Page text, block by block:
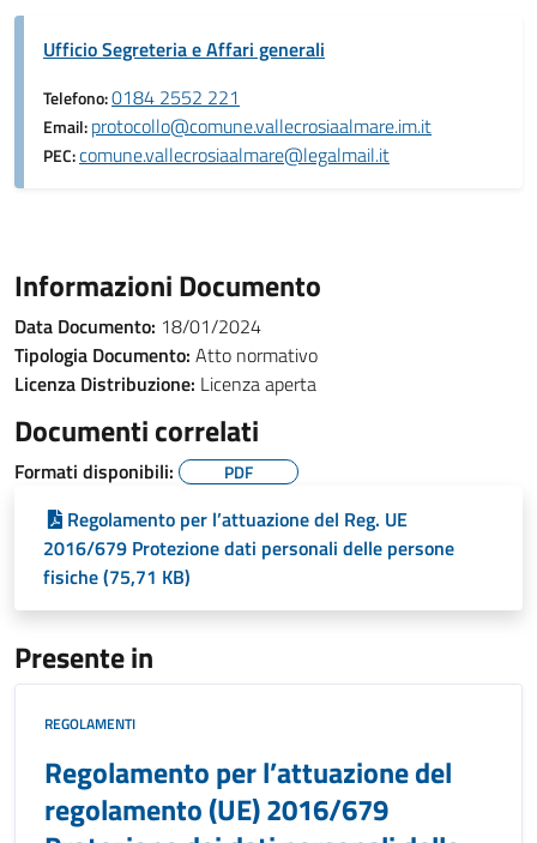
Ufficio Segreteria e Affari generali
Telefono:0184 2552 221
Email:protocollo@comune.vallecrosiaalmare.im.it
PEC:comune.vallecrosiaalmare@legalmail.it
Informazioni Documento
Data Documento: 18/01/2024
Tipologia Documento: Atto normativo
Licenza Distribuzione: Licenza aperta
Documenti correlati
Formati disponibili: PDF
Regolamento per l’attuazione del Reg. UE
2016/679 Protezione dati personali delle persone
fisiche (75,71 KB)
Presente in
REGOLAMENTI
Regolamento per l’attuazione del
regolamento (UE) 2016/679